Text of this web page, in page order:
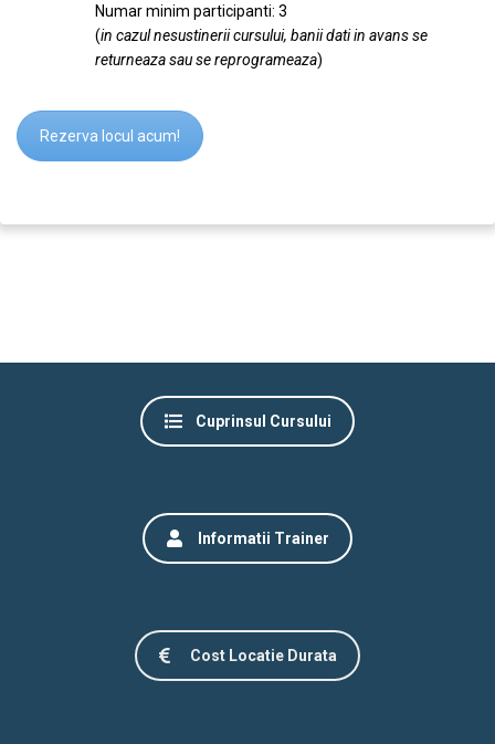
Numar minim participanti: 3
(in cazul nesustinerii cursului, banii dati in avans se
returneaza sau se reprogrameaza)
Rezerva locul acum!
Cuprinsul Cursului
Informatii Trainer
Cost Locatie Durata